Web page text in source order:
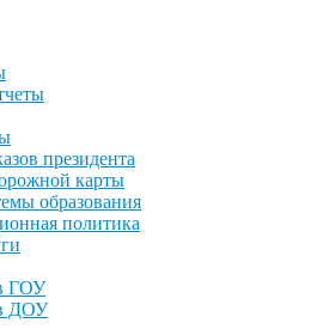
президента
карты
образования
политика
ГОУ
ДОУ